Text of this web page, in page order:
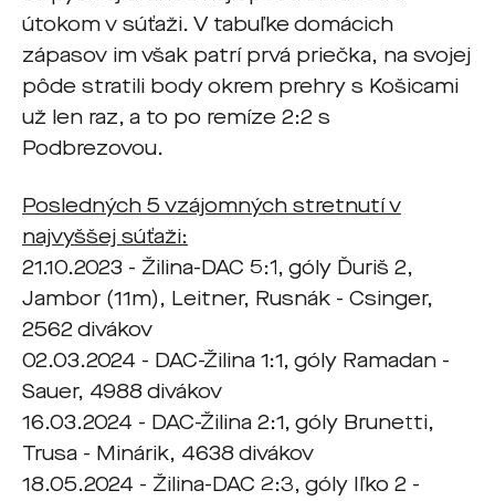
útokom v súťaži. V tabuľke domácich
zápasov im však patrí prvá priečka, na svojej
pôde stratili body okrem prehry s Košicami
už len raz, a to po remíze 2:2 s
Podbrezovou.
Posledných 5 vzájomných stretnutí v
najvyššej súťaži:
21.10.2023 - Žilina-DAC 5:1, góly Ďuriš 2,
Jambor (11m), Leitner, Rusnák - Csinger,
2562 divákov
02.03.2024 - DAC-Žilina 1:1, góly Ramadan -
Sauer, 4988 divákov
16.03.2024 - DAC-Žilina 2:1, góly Brunetti,
Trusa - Minárik, 4638 divákov
18.05.2024 - Žilina-DAC 2:3, góly Iľko 2 -